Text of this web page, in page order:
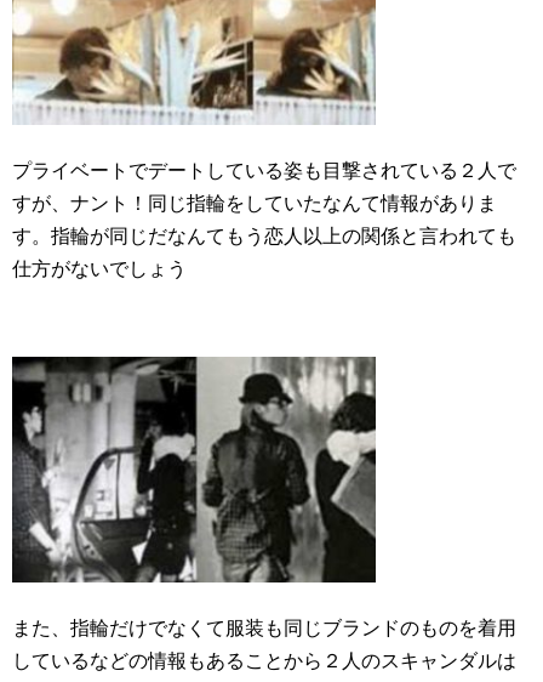
プライベートでデートしている姿も目撃されている２人で
すが、ナント！同じ指輪をしていたなんて情報がありま
す。指輪が同じだなんてもう恋人以上の関係と言われても
仕方がないでしょう
また、指輪だけでなくて服装も同じブランドのものを着用
しているなどの情報もあることから２人のスキャンダルは